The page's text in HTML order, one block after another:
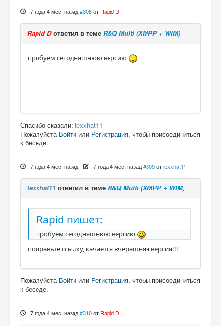
7 года 4 мес. назад #308 от Rapid D
Rapid Dответил в теме R&Q Multi (XMPP + WIM)
пробуем сегодняшнюю версию
Спасибо сказали: lexxhat11
Пожалуйста Войти или Регистрация, чтобы присоединиться
к беседе.
7 года 4 мес. назад- 7 года 4 мес. назад #309 отlexxhat11
lexxhat11 ответил в теме R&Q Multi (XMPP + WIM)
Rapid пишет:
пробуем сегодняшнюю версию
поправьте ссылку, качается вчерашняя версия!!!
Пожалуйста Войти или Регистрация, чтобы присоединиться
к беседе.
7 года 4 мес. назад #310 от Rapid D